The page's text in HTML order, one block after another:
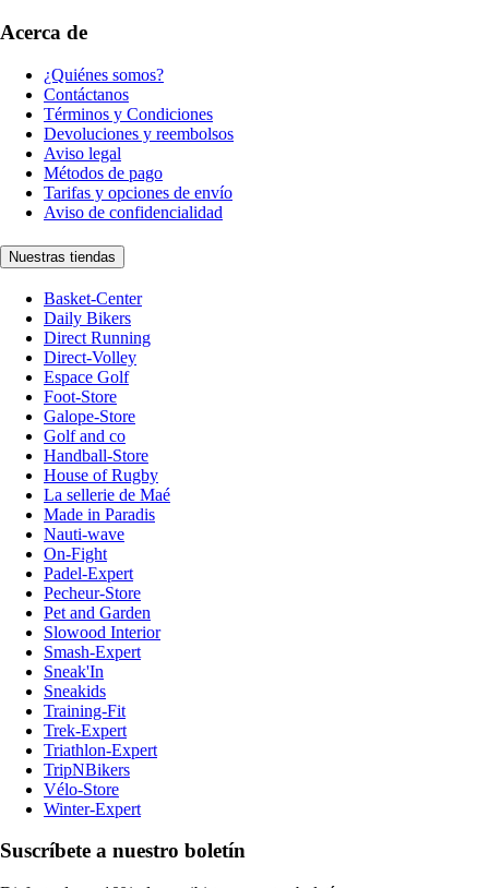
Acerca de
¿Quiénes somos?
Contáctanos
Términos y Condiciones
Devoluciones y reembolsos
Aviso legal
Métodos de pago
Tarifas y opciones de envío
Aviso de confidencialidad
Nuestras tiendas
Basket-Center
Daily Bikers
Direct Running
Direct-Volley
Espace Golf
Foot-Store
Galope-Store
Golf and co
Handball-Store
House of Rugby
La sellerie de Maé
Made in Paradis
Nauti-wave
On-Fight
Padel-Expert
Pecheur-Store
Pet and Garden
Slowood Interior
Smash-Expert
Sneak'In
Sneakids
Training-Fit
Trek-Expert
Triathlon-Expert
TripNBikers
Vélo-Store
Winter-Expert
Suscríbete a nuestro boletín